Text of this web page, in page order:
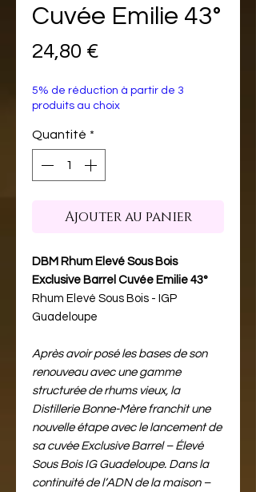
Cuvée Emilie 43°
24,80 €
5% de réduction à partir de 3
produits au choix
Quantité *
Ajouter au panier
DBM Rhum Elevé Sous Bois
Exclusive Barrel Cuvée Emilie 43°
Rhum Elevé Sous Bois - IGP
Guadeloupe
Après avoir posé les bases de son
renouveau avec une gamme
structurée de rhums vieux, la
Distillerie Bonne-Mère franchit une
nouvelle étape avec le lancement de
sa cuvée Exclusive Barrel – Élevé
Sous Bois IG Guadeloupe. Dans la
continuité de l’ADN de la maison –